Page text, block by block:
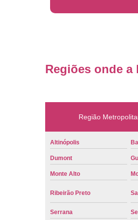
Regiões onde a
Região
Altinópolis
Dumont
Monte Alto
Ribeirão Preto
Serrana